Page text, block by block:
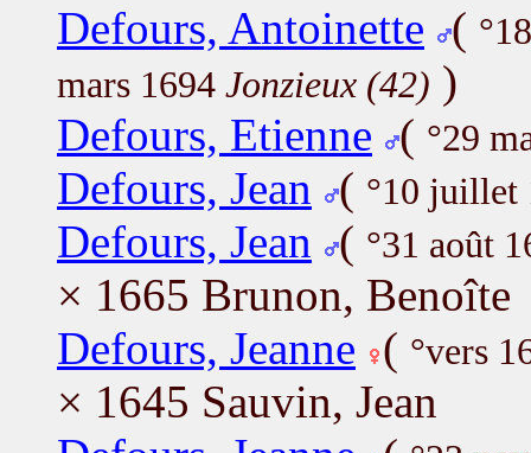
Defours, Antoinette (
mars 1694 Jonzieux (42) )
Defours, Etienne ( °29
Defours, Jean ( °10 juillet
Defours, Jean ( °31 août
× 1665 Brunon, Benoîte
Defours, Jeanne ( °vers
× 1645 Sauvin, Jean